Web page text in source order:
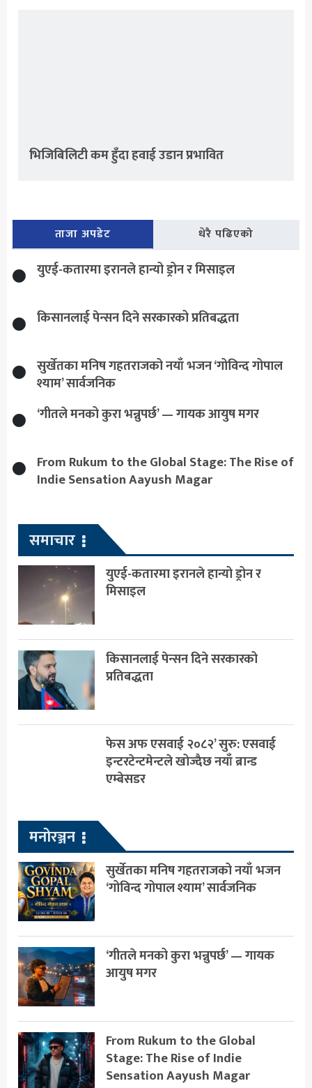
भिजिबिलिटी कम हुँदा हवाई उडान प्रभावित
ताजा अपडेट धेरै पढिएको
युएई-कतारमा इरानले हान्यो ड्रोन र मिसाइल
किसानलाई पेन्सन दिने सरकारको प्रतिबद्धता
सुर्खेतका मनिष गहतराजको नयाँ भजन ‘गोविन्द गोपाल
श्याम’ सार्वजनिक
‘गीतले मनको कुरा भन्नुपर्छ’ — गायक आयुष मगर
From Rukum to the Global Stage: The Rise of
Indie Sensation Aayush Magar
समाचार
युएई-कतारमा इरानले हान्यो ड्रोन र
मिसाइल
किसानलाई पेन्सन दिने सरकारको
प्रतिबद्धता
फेस अफ एसवाई २०८२’ सुरु: एसवाई
इन्टरटेन्टमेन्टले खोज्दैछ नयाँ ब्रान्ड
एम्बेसडर
मनोरञ्जन
सुर्खेतका मनिष गहतराजको नयाँ भजन
‘गोविन्द गोपाल श्याम’ सार्वजनिक
‘गीतले मनको कुरा भन्नुपर्छ’ — गायक
आयुष मगर
From Rukum to the Global
Stage: The Rise of Indie
Sensation Aayush Magar